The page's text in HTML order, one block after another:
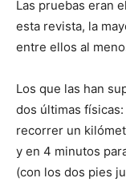
Las pruebas eran
esta revista, la
entre ellos al
Los que las han
dos últimas
recorrer un
y en 4 minutos
(con los dos pies